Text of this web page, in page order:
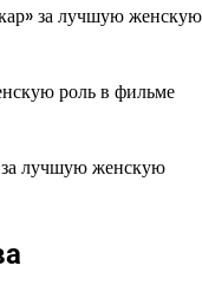
за лучшую женскую
роль в фильме
лучшую женскую